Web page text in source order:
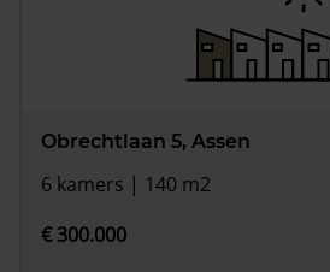
Obrechtlaan 5, Assen
6 kamers | 140 m2
€ 300.000